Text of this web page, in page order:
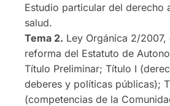
Estudio particular del derecho
salud.
Tema 2. Ley Orgánica 2/
reforma del Estatuto de
Título Preliminar; Título I
deberes y políticas públicas);
(competencias de la